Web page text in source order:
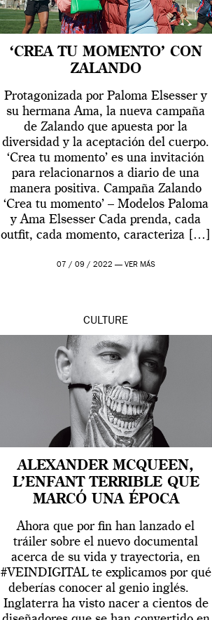
‘CREA TU MOMENTO’ CON
ZALANDO
Protagonizada por Paloma Elsesser y
su hermana Ama, la nueva campaña
de Zalando que apuesta por la
diversidad y la aceptación del cuerpo.
‘Crea tu momento’ es una invitación
para relacionarnos a diario de una
manera positiva. Campaña Zalando
‘Crea tu momento’ – Modelos Paloma
y Ama Elsesser Cada prenda, cada
outfit, cada momento, caracteriza […]
07 / 09 / 2022 — VER MÁS
CULTURE
ALEXANDER MCQUEEN,
L’ENFANT TERRIBLE QUE
MARCÓ UNA ÉPOCA
Ahora que por fin han lanzado el
tráiler sobre el nuevo documental
acerca de su vida y trayectoria, en
#VEINDIGITAL te explicamos por qué
deberías conocer al genio inglés.
Inglaterra ha visto nacer a cientos de